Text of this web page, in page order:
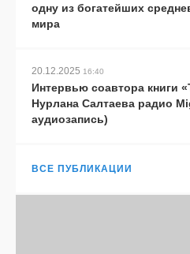
одну из богатейших
мира
20.12.2025 16:40
Интервью соавтора книги
Нурлана Салтаева радио
аудиозапись)
ВСЕ ПУБЛИКАЦИИ